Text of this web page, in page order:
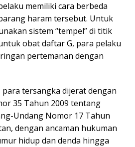
memiliki cara berbeda
haram tersebut. Untuk
sistem “tempel” di titik
obat daftar G, para pelaku
pertemanan dengan
tersangka dijerat dengan
35 Tahun 2009 tentang
Undang Nomor 17 Tahun
dengan ancaman hukuman
hidup dan denda hingga